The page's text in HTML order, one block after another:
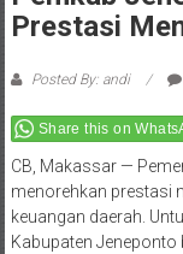
Prestasi
Posted By: andi
Share this on
CB, Makassar —
menorehkan prestasi
keuangan daerah.
Kabupaten Jeneponto